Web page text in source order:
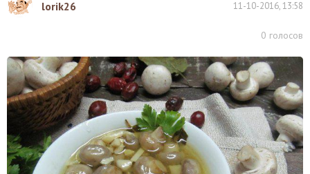
lorik26 11-10-2016, 13:58
0 голосов